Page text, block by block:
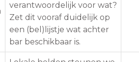
verantwoordelijk voor wat?
Zet dit vooraf duidelijk op
een (bel)lijstje wat achter
bar beschikbaar is.